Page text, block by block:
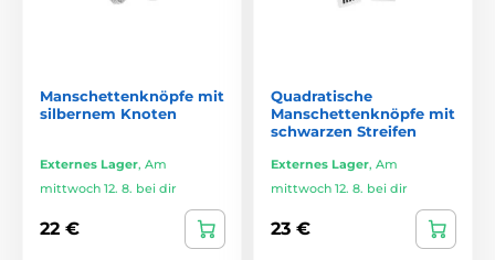
Manschettenknöpfe mit
silbernem Knoten
Externes Lager, Am
mittwoch 12. 8. bei dir
22 €
Quadratische
Manschettenknöpfe mit
schwarzen Streifen
Externes Lager, Am
mittwoch 12. 8. bei dir
23 €